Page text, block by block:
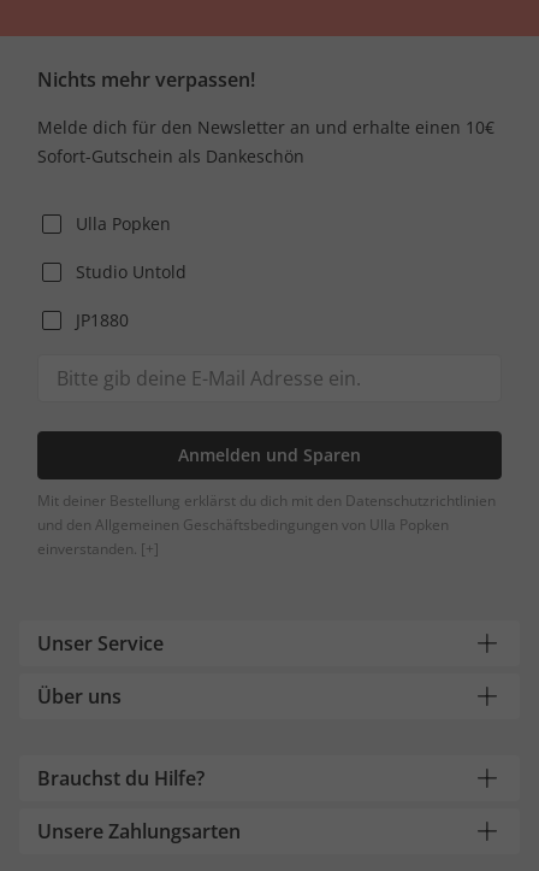
Nichts mehr verpassen!
Melde dich für den Newsletter an und erhalte einen 10€
Sofort-Gutschein als Dankeschön
Ulla Popken
Studio Untold
JP1880
Anmelden und Sparen
Mit deiner Bestellung erklärst du dich mit den Datenschutzrichtlinien
und den Allgemeinen Geschäftsbedingungen von Ulla Popken
einverstanden. [+]
Unser Service
Über uns
Brauchst du Hilfe?
Unsere Zahlungsarten